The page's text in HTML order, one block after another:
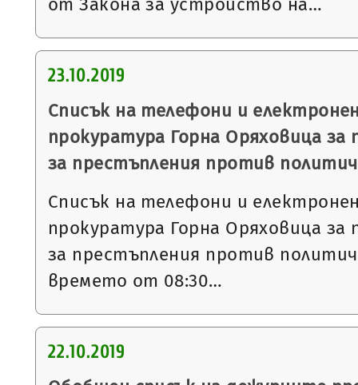
от Закона за устройство на…
23.10.2019
Списък на телефони и
прокуратура Горна Оряховица за
за престъпления против
Списък на телефони и
прокуратура Горна Оряховица за
за престъпления против
времето от 08:30…
22.10.2019